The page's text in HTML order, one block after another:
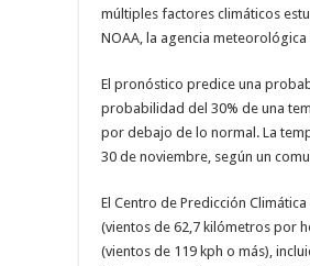
múltiples factores climáticos
NOAA, la agencia
El pronóstico predice una
probabilidad del 30% de una
por debajo de lo normal. La
30 de noviembre, según un
El Centro de Predicción
(vientos de 62,7 kilómetros por
(vientos de 119 kph o más),